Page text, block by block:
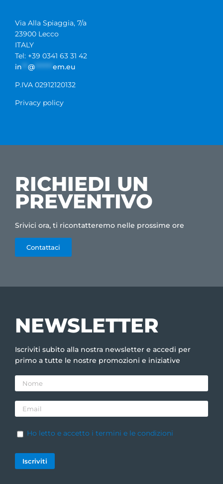
Via Alla Spiaggia, 7/a
23900 Lecco
ITALY
Tel: +39 0341 63 31 42
in
@ ****** em.eu
P.IVA 02912120132
Privacy policy
RICHIEDI UN
PREVENTIVO
Srivici ora, ti ricontatteremo nelle prossime ore
Contattaci
NEWSLETTER
Iscriviti subito alla nostra newsletter e accedi per
primo a tutte le nostre promozioni e iniziative
Ho letto e accetto i termini e le condizioni